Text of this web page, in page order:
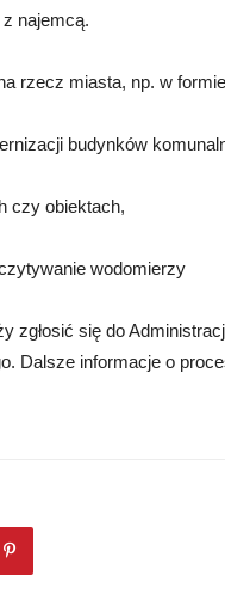
najemcą.
rzecz miasta, np. w
budynków
czy obiektach,
wodomierzy
zgłosić się do
Dalsze informacje o